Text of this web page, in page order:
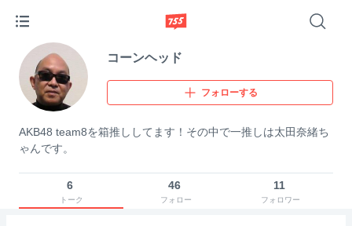
コーンヘッド
フォローする
AKB48 team8を箱推ししてます！その中で一推しは太田奈緒ち
ゃんです。
6
トーク
46
フォロー
11
フォロワー